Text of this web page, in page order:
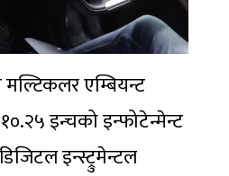
मल्टिकलर एम्बियन्ट
इन्चको इन्फोटेन्मेन्ट
इन्स्ट्रुमेन्टल